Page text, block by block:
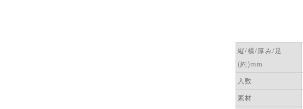
縦/横/厚み/足
(約)mm
入数
素材